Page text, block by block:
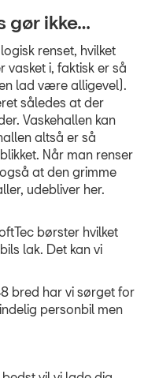
Bestil tid til
Bestil tid til
Prismatch
MinSEAT
ServiceCam
TILBEHØR
gør ikke…
renset, hvilket
vasket i, faktisk er så
lad være alligevel).
således at der
Vaskehallen kan
altså er så
Når man renser
at den grimme
udebliver her.
børster hvilket
lak. Det kan vi
bred har vi sørget for
personbil men